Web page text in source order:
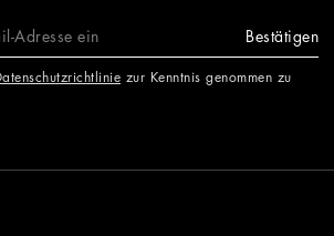
Bestätigen
zur Kenntnis genommen zu